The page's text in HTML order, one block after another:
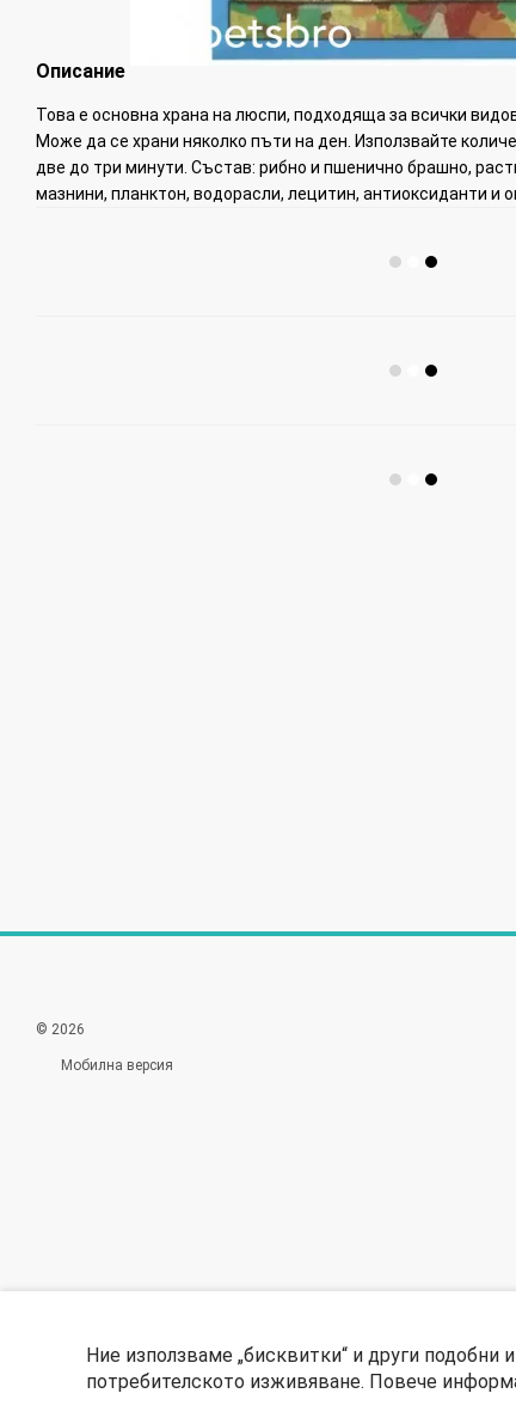
Ние използваме „бисквитки“ и други
потребителското изживяване. Повече
Описание
Това е основна храна на люспи, подходяща за всички
Може да се храни няколко пъти на ден. Използвайте
две до три минути. Състав: рибно и пшенично брашно,
мазнини, планктон, водорасли, лецитин, антиоксиданти и
© 2026
Мобилна версия